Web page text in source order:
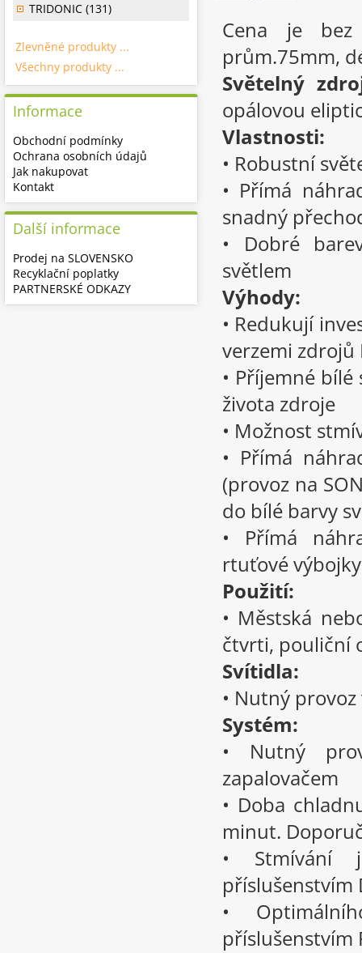
Cena je bez
prům.75mm,
Světelný
opálovou
Vlastnosti:
• Robustní
• Přímá
snadný
• Dobré
světlem
Výhody:
• Redukují
verzemi zdrojů
• Příjemné
života zdroje
• Možnost
• Přímá
(provoz na
do bílé barvy
• Přímá
rtuťové
Použití:
• Městská
čtvrti, pouliční
Svítidla:
• Nutný
Systém:
• Nutný
zapalovačem
• Doba
minut.
• Stmívání
příslušenstvím
•
příslušenstvím
TRIDONIC (131)
Zlevněné produkty ...
Všechny produkty ...
Informace
Obchodní podmínky
Ochrana osobních údajů
Jak nakupovat
Kontakt
Další informace
Prodej na SLOVENSKO
Recyklační poplatky
PARTNERSKÉ ODKAZY